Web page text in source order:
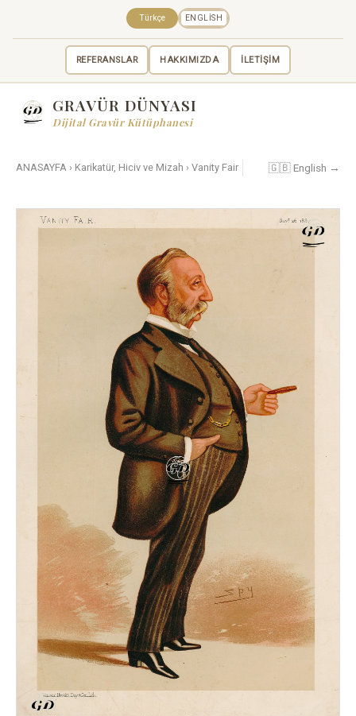
REFERANSLAR HAKKIMIZDA İLETİŞİM
Türkçe ENGLISH
GRAVÜR DÜNYASI
Dijital Gravür Kütüphanesi
ANASAYFA › Karikatür, Hiciv ve Mizah › Vanity Fair 🇬🇧 English →